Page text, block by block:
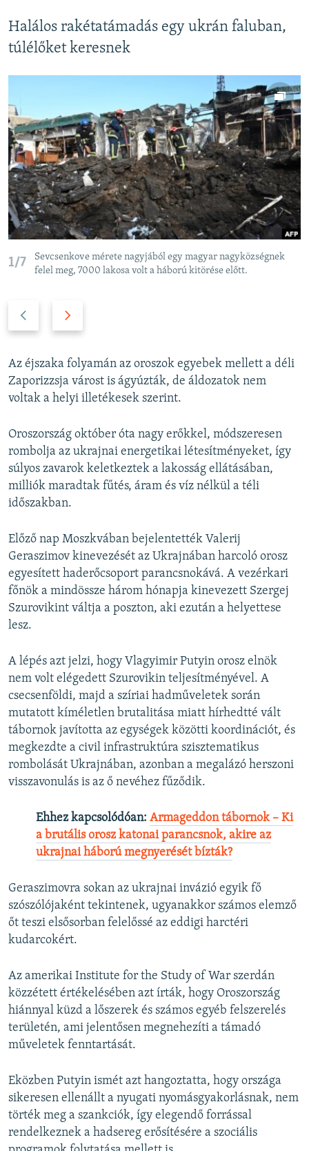
Halálos rakétatámadás egy ukrán faluban,
túlélőket keresnek
1/7
Sevcsenkove mérete nagyjából egy magyar nagyközségnek
felel meg, 7000 lakosa volt a háború kitörése előtt.
v
i
o
s
s
l
i
d
t
s
l
d
e
Az éjszaka folyamán az oroszok egyebek mellett a déli
Zaporizzsja várost is ágyúzták, de áldozatok nem
voltak a helyi illetékesek szerint.
Oroszország október óta nagy erőkkel, módszeresen
rombolja az ukrajnai energetikai létesítményeket, így
súlyos zavarok keletkeztek a lakosság ellátásában,
milliók maradtak fűtés, áram és víz nélkül a téli
időszakban.
Előző nap Moszkvában bejelentették Valerij
Geraszimov kinevezését az Ukrajnában harcoló orosz
egyesített haderőcsoport parancsnokává. A vezérkari
főnök a mindössze három hónapja kinevezett Szergej
Szurovikint váltja a poszton, aki ezután a helyettese
lesz.
A lépés azt jelzi, hogy Vlagyimir Putyin orosz elnök
nem volt elégedett Szurovikin teljesítményével. A
csecsenföldi, majd a szíriai hadműveletek során
mutatott kíméletlen brutalitása miatt hírhedtté vált
tábornok javította az egységek közötti koordinációt, és
megkezdte a civil infrastruktúra szisztematikus
rombolását Ukrajnában, azonban a megalázó herszoni
visszavonulás is az ő nevéhez fűződik.
Ehhez kapcsolódóan: Armageddon tábornok – Ki
a brutális orosz katonai parancsnok, akire az
ukrajnai háború megnyerését bízták?
Geraszimovra sokan az ukrajnai invázió egyik fő
szószólójaként tekintenek, ugyanakkor számos elemző
őt teszi elsősorban felelőssé az eddigi harctéri
kudarcokért.
Az amerikai Institute for the Study of War szerdán
közzétett értékelésében azt írták, hogy Oroszország
hiánnyal küzd a lőszerek és számos egyéb felszerelés
területén, ami jelentősen megnehezíti a támadó
műveletek fenntartását.
Eközben Putyin ismét azt hangoztatta, hogy országa
sikeresen ellenállt a nyugati nyomásgyakorlásnak, nem
törték meg a szankciók, így elegendő forrással
rendelkeznek a hadsereg erősítésére a szociális